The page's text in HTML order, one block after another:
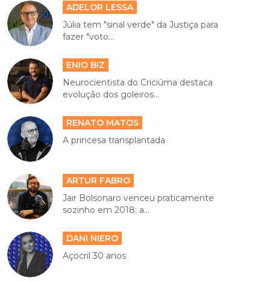
ADELOR LESSA
Júlia tem "sinal verde" da Justiça para
fazer "voto...
ENIO BIZ
Neurocientista do Criciúma destaca
evolução dos goleiros...
RENATO MATOS
A princesa transplantada
ARTUR FABRO
Jair Bolsonaro venceu praticamente
sozinho em 2018; a...
DANI NIERO
Açocril 30 anos